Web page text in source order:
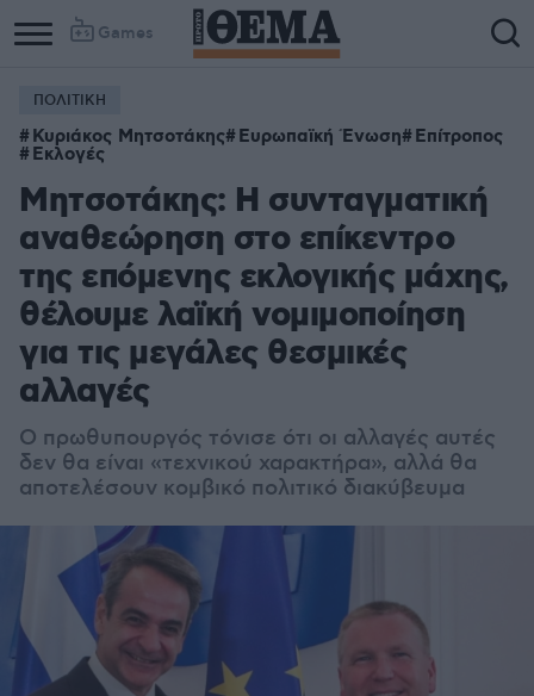
Games
ΠΟΛΙΤΙΚΗ
Κυριάκος Μητσοτάκης Ευρωπαϊκή Ένωση Επίτροπος
Εκλογές
Μητσοτάκης: Η συνταγματική
αναθεώρηση στο επίκεντρο
της επόμενης εκλογικής μάχης,
θέλουμε λαϊκή νομιμοποίηση
για τις μεγάλες θεσμικές
αλλαγές
Ο πρωθυπουργός τόνισε ότι οι αλλαγές αυτές
δεν θα είναι «τεχνικού χαρακτήρα», αλλά θα
αποτελέσουν κομβικό πολιτικό διακύβευμα